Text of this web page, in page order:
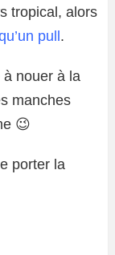
tropical, alors
pull.
nouer à la
manches
😉
porter la